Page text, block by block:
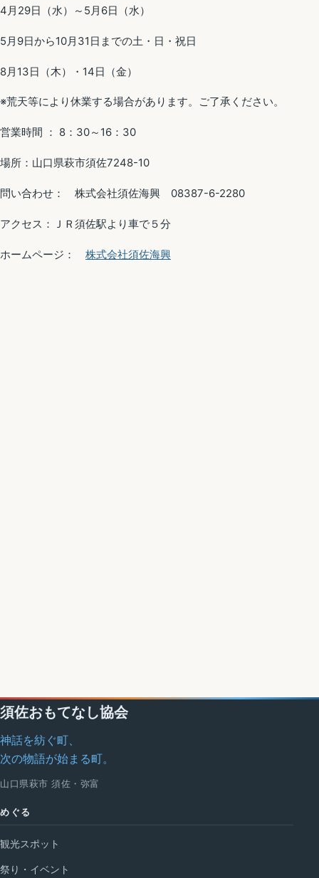
4月29日（水）～5月6日（水）
5月9日から10月31日までの土・日・祝日
8月13日（木）・14日（金）
※荒天等により休業する場合があります。ご了承ください。
営業時間 ： 8：30～16：30
場所：山口県萩市須佐7248-10
問い合わせ： 株式会社須佐海興 08387-6-2280
アクセス：ＪＲ須佐駅より車で５分
ホームページ： 株式会社須佐海興
須佐おもてなし協会
神話を紡ぐ町、
次の物語が始まる町。
山口県萩市 須佐・弥富
めぐる
観光スポット
祭り・イベント